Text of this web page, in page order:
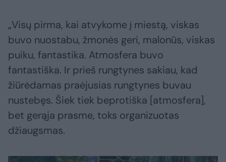
„Visų pirma, kai atvykome į miestą, viskas
buvo nuostabu, žmonės geri, malonūs, viskas
puiku, fantastika. Atmosfera buvo
fantastiška. Ir prieš rungtynes sakiau, kad
žiūrėdamas praėjusias rungtynes buvau
nustebęs. Šiek tiek beprotiška [atmosfera],
bet gerąja prasme, toks organizuotas
džiaugsmas.